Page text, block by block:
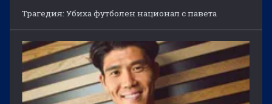
Трагедия: Убиха футболен национал с павета